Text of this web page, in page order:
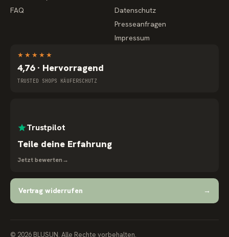
FAQ
Datenschutz
Presseanfragen
Impressum
★ ★ ★ ★ ★
4,76 · Hervorragend
TRUSTED SHOPS KÄUFERSCHUTZ
Trustpilot
Teile deine Erfahrung
Jetzt bewerten→
Vertrag widerrufen →
© 2026 BLUSUN. Alle Rechte vorbehalten.